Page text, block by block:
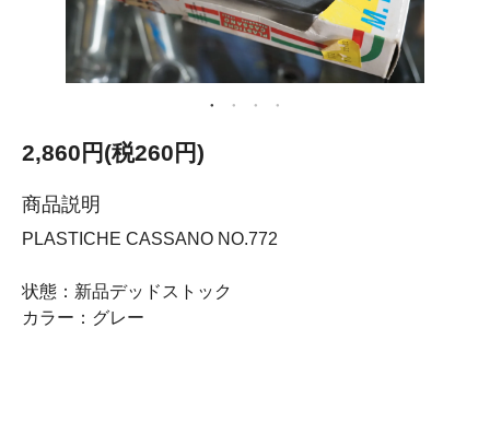
2,860円(税260円)
商品説明
PLASTICHE CASSANO NO.772
状態：新品デッドストック
カラー：グレー